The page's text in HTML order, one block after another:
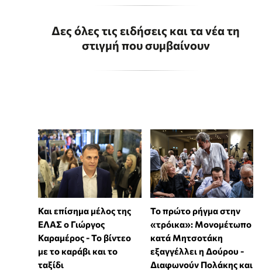
Δες όλες τις ειδήσεις και τα νέα τη
στιγμή που συμβαίνουν
Και επίσημα μέλος της
ΕΛΑΣ ο Γιώργος
Καραμέρος - Το βίντεο
με το καράβι και το
ταξίδι
Το πρώτο ρήγμα στην
«τρόικα»: Μονομέτωπο
κατά Μητσοτάκη
εξαγγέλλει η Δούρου -
Διαφωνούν Πολάκης και